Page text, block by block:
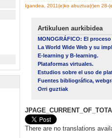
Igandea, 2011(e)ko abuztua(r)en 28-
Artikuluen aurkibidea
MONOGRÁFICO: El
La World Wide Web y su
E-learning y B-learning.
Plataformas virtuales.
Estudios sobre el uso de
Fuentes bibliográfica,
Orri guztiak
There are no translations